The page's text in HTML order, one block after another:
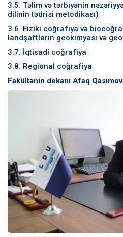
3.5. Təlim və tərbiyənin
dilinin tədrisi metodikası)
3.6. Fiziki coğrafiya və
landşaftların geokimyası və
3.7. İqtisadi coğrafiya
3.8. Regional coğrafiya
Fakültənin dekanı Afaq